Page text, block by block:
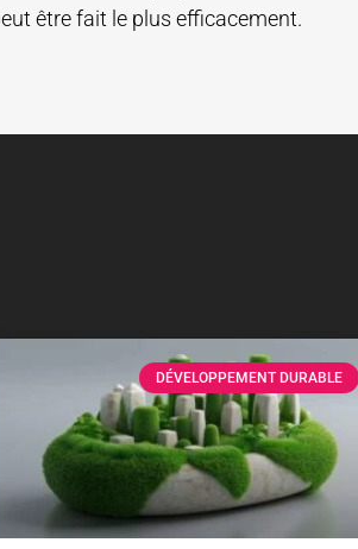
être fait le plus efficacement.
DÉVELOPPEMENT DURABLE